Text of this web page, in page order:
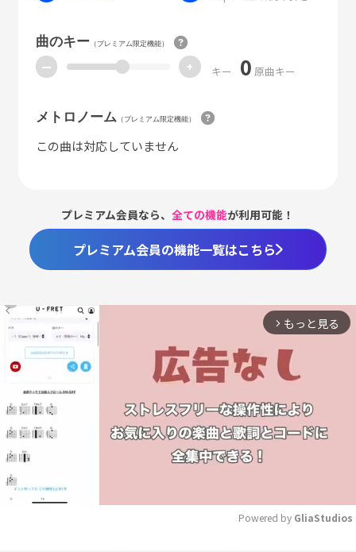
曲のキー（プレミアム限定機能）
ー + キー 0 原曲キー
メトロノーム （プレミアム限定機能）
この曲は対応していません
プレミアム会員なら、全ての機能が利用可能！
プレミアム会員の機能一覧はこちら
arrow_forward_ios もっと見る
Powered by GliaStudios